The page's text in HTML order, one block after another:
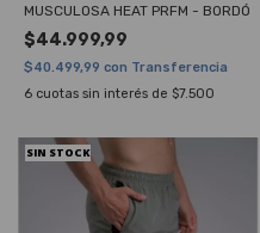
MUSCULOSA HEAT PRFM - BORDÓ
$44.999,99
$40.499,99 con Transferencia
6 cuotas sin interés de $7.500
SIN STOCK